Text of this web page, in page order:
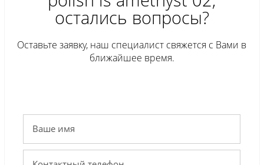
остались вопросы?
Оставьте заявку, наш специалист свяжется с Вами в
ближайшее время.